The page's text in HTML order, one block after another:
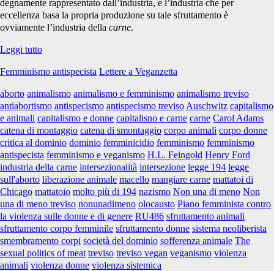
degnamente rappresentato dall’industria, e l’industria che per
eccellenza basa la propria produzione su tale sfruttamento è
ovviamente l’industria della carne.
Leggi tuttoNon
(lotta
liberazione)
di
meno
Femminismo antispecista Lettere a Veganzetta
aborto animalismo animalismo e femminismo animalismo treviso
antiabortismo antispecismo antispecismo treviso Auschwitz capitalismo
e animali capitalismo e donne capitalisno e carne carne Carol Adams
catena di montaggio catena di smontaggio corpo animali corpo donne
critica al dominio dominio femminicidio femminismo femminismo
antispecista femminismo e veganismo H.L. Feingold Henry Ford
industria della carne intersezionalità intersezione legge 194 legge
sull'aborto liberazione animale macello mangiare carne mattatoi di
Chicago mattatoio molto più di 194 nazismo Non una di meno Non
una di meno treviso nonunadimeno olocausto Piano femminista contro
la violenza sulle donne e di genere RU486 sfruttamento animali
sfruttamento corpo femminile sfruttamento donne sistema neoliberista
smembramento corpi società del dominio sofferenza animale The
sexual politics of meat treviso treviso vegan veganismo violenza
animali violenza donne violenza sistemica